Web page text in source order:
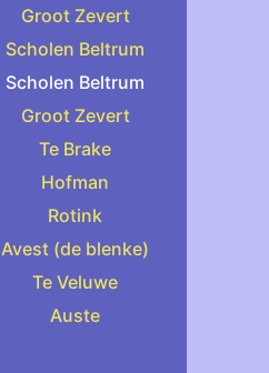
Groot Zevert
Scholen Beltrum
Scholen Beltrum
Groot Zevert
Te Brake
Hofman
Rotink
Avest (de blenke)
Te Veluwe
Auste